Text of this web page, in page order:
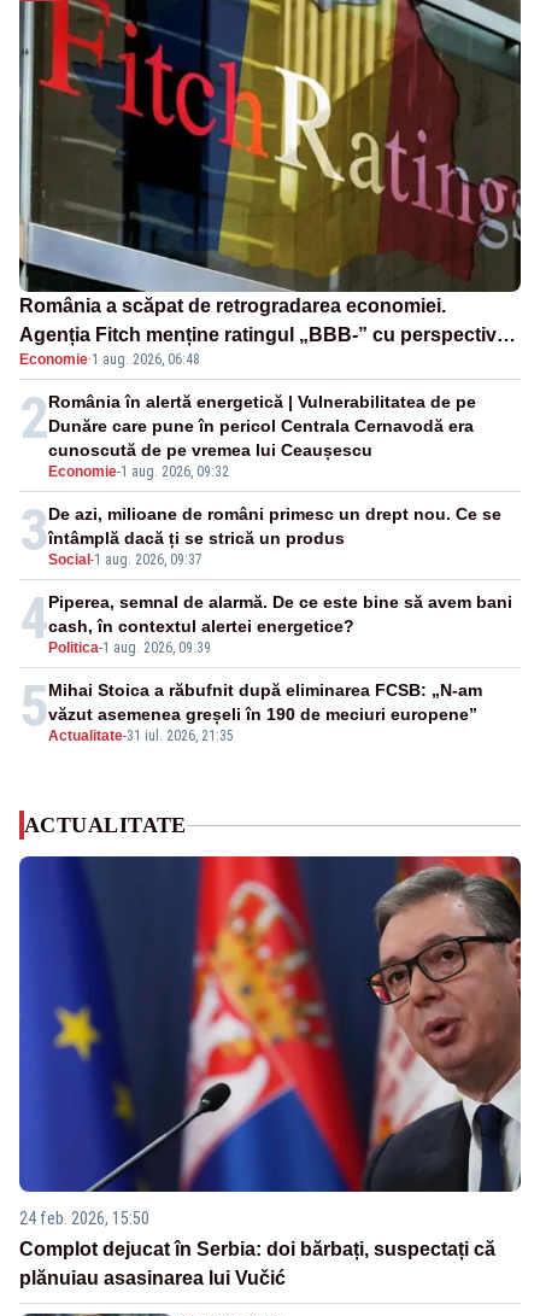
România a scăpat de retrogradarea economiei.
Agenția Fitch menține ratingul „BBB-” cu perspectivă
negativă
Economie·1 aug. 2026, 06:48
2
Economie-1 aug. 2026, 09:32
România în alertă energetică | Vulnerabilitatea de pe
Dunăre care pune în pericol Centrala Cernavodă era
cunoscută de pe vremea lui Ceaușescu
3Social -1 aug. 2026, 09:37
De azi, milioane de români primesc un drept nou. Ce se
întâmplă dacă ți se strică un produs
4 Politica-1 aug. 2026, 09:39
Piperea, semnal de alarmă. De ce este bine să avem bani
cash, în contextul alertei energetice?
5Actualitate-31 iul. 2026, 21:35
Mihai Stoica a răbufnit după eliminarea FCSB: „N-am
văzut asemenea greșeli în 190 de meciuri europene”
ACTUALITATE
24 feb. 2026, 15:50
Complot dejucat în Serbia: doi bărbați, suspectați că
plănuiau asasinarea lui Vučić